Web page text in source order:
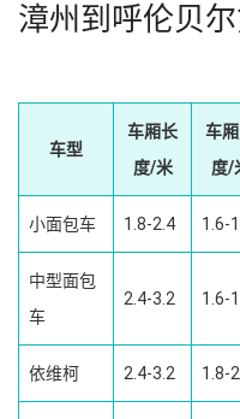
漳州到呼伦贝
车型
车厢长
度/米
车
度/
小面包车 1.8-2.4 1.6-
中型面包
车
2.4-3.2 1.6-
依维柯 2.4-3.2 1.8-